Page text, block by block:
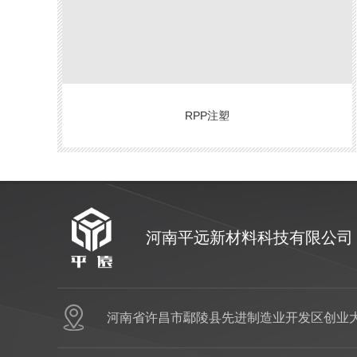
RPP注塑
河南平远新材料科技有限公司
河南省许昌市鄢陵县先进制造业开发区创业